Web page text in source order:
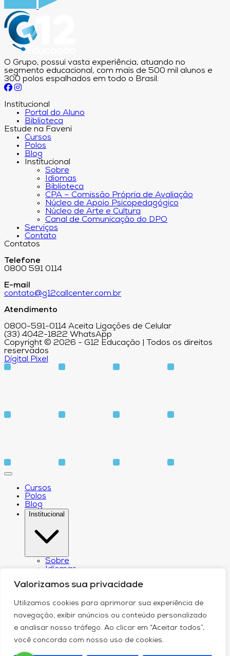
Valorizamos sua privacidade
Utilizamos cookies para aprimorar sua experiência de
navegação, exibir anúncios ou conteúdo personalizado
e analisar nosso tráfego. Ao clicar em “Aceitar todos”,
você concorda com nosso uso de cookies.
O Grupo, possui vasta experiência, atuando no
segmento educacional, com mais de 500 mil alunos e
300 polos espalhados em todo o Brasil.
Institucional
Portal do Aluno
Biblioteca
Estude na Faveni
Cursos
Polos
Blog
Institucional
Sobre
Idiomas
Biblioteca
CPA – Comissão Própria de Avaliação
Núcleo de Apoio Psicopedagógico
Núcleo de Arte e Cultura
Canal de Comunicação do DPO
Serviços
Contato
Contatos
Telefone
0800 591 0114
E-mail
contato@g12callcenter.com.br
Atendimento
0800-591-0114 Aceita Ligações de Celular
(33) 4042-1822 WhatsApp
Copyright © 2026 - G12 Educação | Todos os direitos
reservados
Digital Pixel
Cursos
Polos
Blog
Institucional
Sobre
Idiomas
CPA – Comissão Própria de Avaliação
Núcleo de Arte e Cultura
Canal de Comunicação do DPO
Serviços
Contato